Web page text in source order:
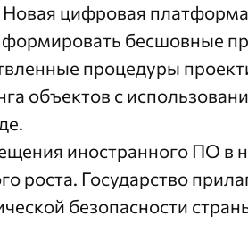
цифровая платформа
формировать бесшовные
процедуры
объектов с
иностранного ПО в
роста. Государство
безопасности